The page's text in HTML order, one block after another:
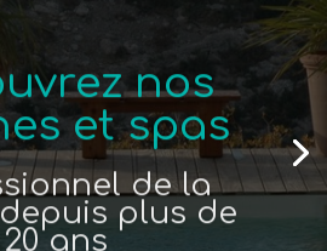
nos
et spas
de la
plus de
20 ans